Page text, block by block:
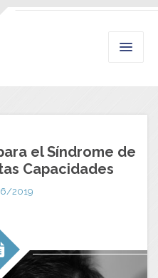
el Síndrome de
Capacidades
2019